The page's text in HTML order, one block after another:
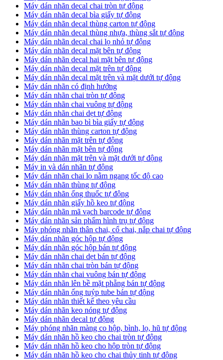
Máy dán nhãn decal chai tròn tự động
Máy dán nhãn decal bìa giấy tự động
Máy dán nhãn decal thùng carton tự động
Máy dán nhãn decal thùng nhựa, thùng sắt tự động
Máy dán nhãn decal chai lọ nhỏ tự động
Máy dán nhãn decal mặt bên tự động
Máy dán nhãn decal hai mặt bên tự động
Máy dán nhãn decal mặt trên tự động
Máy dán nhãn decal mặt trên và mặt dưới tự động
Máy dán nhãn có định hướng
Máy dán nhãn chai tròn tự động
​Máy dán nhãn chai vuông tự động
​Máy dán nhãn chai dẹt tự động
​Máy dán nhãn bao bì bìa giấy tự động
Máy dán nhãn thùng carton tự động
​Máy dán nhãn mặt trên tự động
​Máy dán nhãn mặt bên tự động
​Máy dán nhãn mặt trên và mặt dưới tự động
Máy in và dán nhãn tự động
Máy dán nhãn chai lọ nằm ngang tốc độ cao
​Máy dán nhãn thùng tự động
Máy dán nhãn ống thuốc tự động
​Máy dán nhãn giấy hồ keo tự động
​Máy dán nhãn mã vạch barcode tự động
​Máy dán nhãn sản phẩm hình trụ tự động
Máy phóng nhãn thân chai, cổ chai, nắp chai tự động
​Máy dán nhãn góc hộp tự động
Máy dán nhãn góc hộp bán tự động
​Máy dán nhãn chai dẹt bán tự động
Máy dán nhãn chai tròn bán tự động
Máy dán nhãn chai vuông bán tự động
Máy dán nhãn lên bề mặt phẵng bán tự động
​Máy dán nhãn ống tuýp tube bán tự động
Máy dán nhãn thiết kế theo yêu cầu
​Máy dán nhãn keo nóng tự động
Máy dán nhãn decal tự động
Máy phóng nhãn màng co hộp, bình, lọ, hũ tự động
Máy dán nhãn hồ keo cho chai tròn tự động
Máy dán nhãn hồ keo cho hộp tròn tự động
Máy dán nhãn hồ keo cho chai thủy tinh tự động